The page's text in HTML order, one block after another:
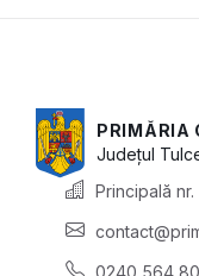
PRIMĂRIA
Județul
Principală
0240 564